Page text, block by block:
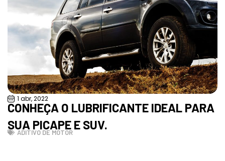
1 abr, 2022
CONHEÇA O LUBRIFICANTE IDEAL PARA
SUA PICAPE E SUV.
ADITIVO DE MOTOR